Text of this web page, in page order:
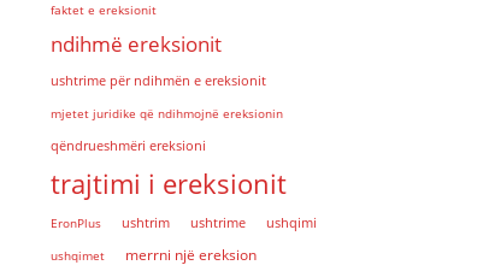
faktet e ereksionit
ndihmë ereksionit
ushtrime për ndihmën e ereksionit
mjetet juridike që ndihmojnë ereksionin
qëndrueshmëri ereksioni
trajtimi i ereksionit
EronPlus ushtrim ushtrime
ushqimi
ushqimet
merrni një ereksion